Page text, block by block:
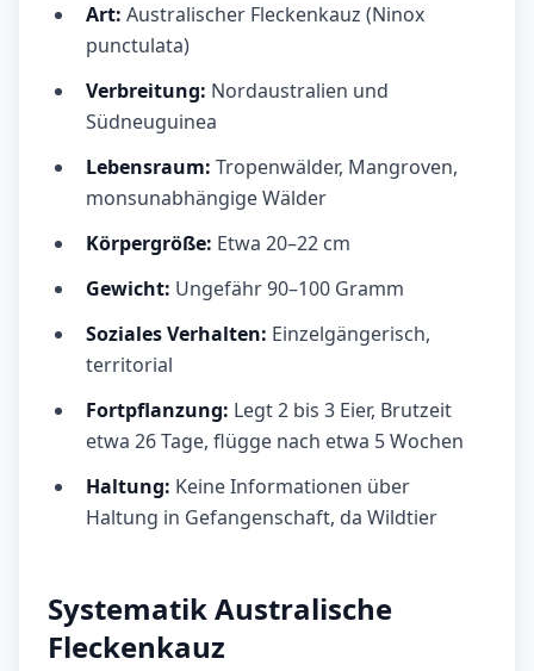
Art: Australischer Fleckenkauz (Ninox
punctulata)
Verbreitung: Nordaustralien und
Südneuguinea
Lebensraum: Tropenwälder, Mangroven,
monsunabhängige Wälder
Körpergröße: Etwa 20–22 cm
Gewicht: Ungefähr 90–100 Gramm
Soziales Verhalten: Einzelgängerisch,
territorial
Fortpflanzung: Legt 2 bis 3 Eier, Brutzeit
etwa 26 Tage, flügge nach etwa 5 Wochen
Haltung: Keine Informationen über
Haltung in Gefangenschaft, da Wildtier
Systematik Australische
Fleckenkauz